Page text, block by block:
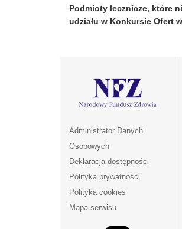
Podmioty lecznicze, które
udziału w Konkursie Ofert
Administrator Danych
Osobowych
Deklaracja dostępności
Polityka prywatności
Polityka cookies
Mapa serwisu